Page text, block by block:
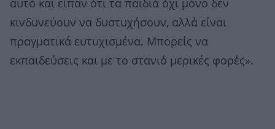
αυτό και είπαν ότι τα παιδιά όχι μόνο δεν
κινδυνεύουν να δυστυχήσουν, αλλά είναι
πραγματικά ευτυχισμένα. Μπορείς να
εκπαιδεύσεις και με το στανιό μερικές φορές».